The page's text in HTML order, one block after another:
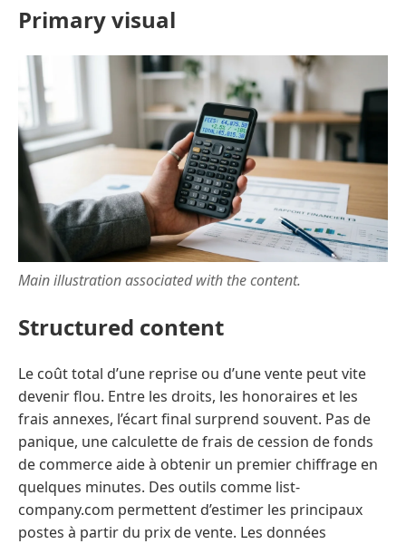
Primary visual
Main illustration associated with the content.
Structured content
Le coût total d’une reprise ou d’une vente peut vite
devenir flou. Entre les droits, les honoraires et les
frais annexes, l’écart final surprend souvent. Pas de
panique, une calculette de frais de cession de fonds
de commerce aide à obtenir un premier chiffrage en
quelques minutes. Des outils comme list-
company.com permettent d’estimer les principaux
postes à partir du prix de vente. Les données